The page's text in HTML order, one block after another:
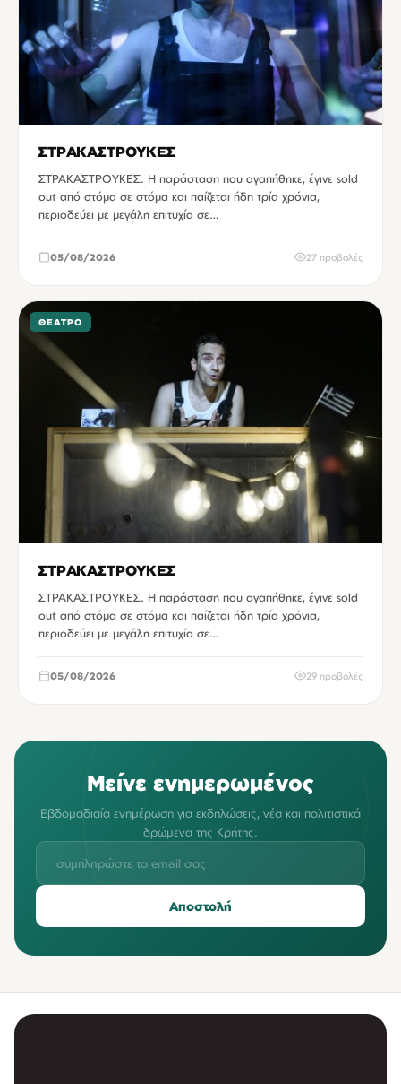
ΣΤΡΑΚΑΣΤΡΟΥΚΕΣ
ΣΤΡΑΚΑΣΤΡΟΥΚΕΣ. Η παράσταση που αγαπήθηκε, έγινε sold
out από στόμα σε στόμα και παίζεται ήδη τρία χρόνια,
περιοδεύει με μεγάλη επιτυχία σε…
05/08/2026 27 προβολές
ΘΈΑΤΡΟ
ΣΤΡΑΚΑΣΤΡΟΥΚΕΣ
ΣΤΡΑΚΑΣΤΡΟΥΚΕΣ. Η παράσταση που αγαπήθηκε, έγινε sold
out από στόμα σε στόμα και παίζεται ήδη τρία χρόνια,
περιοδεύει με μεγάλη επιτυχία σε…
05/08/2026 29 προβολές
Μείνε ενημερωμένος
Εβδομαδιαία ενημέρωση για εκδηλώσεις, νέα και πολιτιστικά
δρώμενα της Κρήτης.
Αποστολή